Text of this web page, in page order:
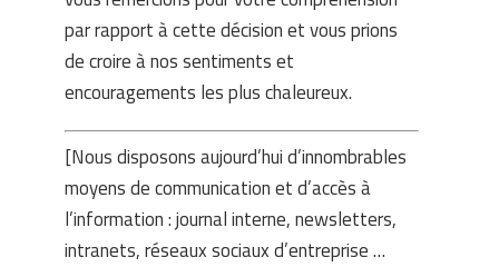
par rapport à cette décision et vous prions
de croire à nos sentiments et
encouragements les plus chaleureux.
[Nous disposons aujourd’hui d’innombrables
moyens de communication et d’accès à
l’information : journal interne, newsletters,
intranets, réseaux sociaux d’entreprise …